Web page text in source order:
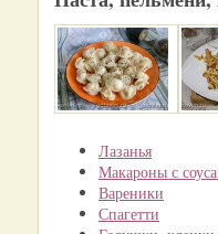
Лазанья
Макароны с
Вареники
Спагетти